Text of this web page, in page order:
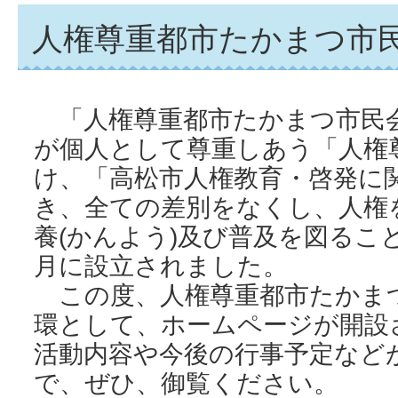
人権尊重都市たかまつ市
「人権尊重都市たかまつ市民
が個人として尊重しあう「人
け、「高松市人権教育・啓発に
き、全ての差別をなくし、人
養(かんよう)及び普及を図るこ
月に設立されました。
この度、人権尊重都市たかま
環として、ホームページが開
活動内容や今後の行事予定な
で、ぜひ、御覧ください。